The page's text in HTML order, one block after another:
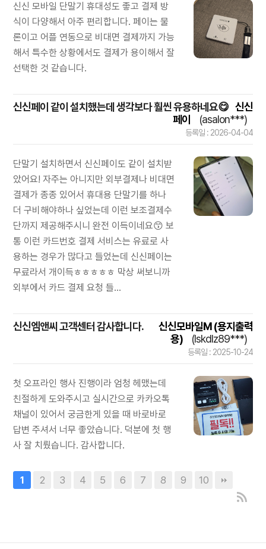
신신 모바일 단말기 휴대성도 좋고 결제 방
식이 다양해서 아주 편리합니다. 페이는 물
론이고 어플 연동으로 비대면 결제까지 가능
해서 특수한 상황에서도 결제가 용이해서 잘
선택한 것 같습니다.
신신페이 같이 설치했는데 생각보다 훨씬 유용하네요😋 신신
페이
(asalon***)
등록일 : 2026-04-04
단말기 설치하면서 신신페이도 같이 설치받
았어요! 자주는 아니지만 외부결제나 비대면
결제가 종종 있어서 휴대용 단말기를 하나
더 구비해야하나 싶었는데 이런 보조결제수
단까지 제공해주시니 완전 이득이네요😙 보
통 이런 카드번호 결제 서비스는 유료로 사
용하는 경우가 많다고 들었는데 신신페이는
무료라서 개이득ㅎㅎㅎㅎㅎ 막상 써보니까
외부에서 카드 결제 요청 들...
신신엠앤씨 고객센터 감사합니다.
신신모바일M (용지출력
용)
(lskdlz89***)
등록일 : 2025-10-24
첫 오프라인 행사 진행이라 엄청 헤맸는데
친절하게 도와주시고 실시간으로 카카오톡
채널이 있어서 궁금한게 있을 때 바로바로
답변 주셔서 너무 좋았습니다. 덕분에 첫 행
사 잘 치뤘습니다. 감사합니다.
1 2 3 4 5 6 7 8 9 10